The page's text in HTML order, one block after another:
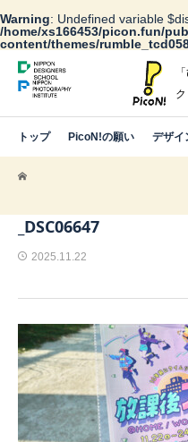
Warning: Undefined variable
/home/xs166453/picon.fun/
content/themes/
トップ PicoN!の願い デザイ
_DSC06647
2025.11.22